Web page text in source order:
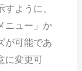
ように、
ニュー」か
が可能であ
に変更可